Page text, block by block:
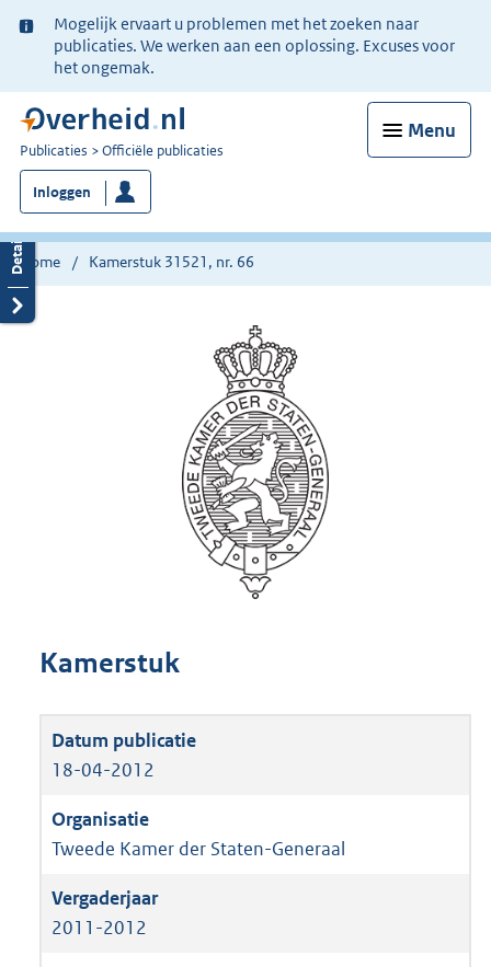
Ter
informatie:
Mogelijk ervaart u problemen met het zoeken naar
publicaties. We werken aan een oplossing. Excuses voor
het ongemak.
Menu
U
bent
nu
hier:
Publicaties Officiële publicaties
Inloggen
Home Kamerstuk 31521, nr. 66
Kamerstuk
18-04-2012
Tweede Kamer der Staten-Generaal
2011-2012